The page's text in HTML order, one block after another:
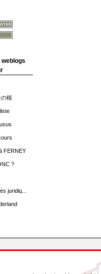
桜
FERNEY
?
juridiq...